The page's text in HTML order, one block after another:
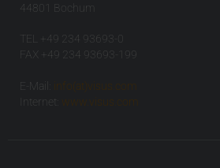
44801 Bochum
TEL +49 234 93693-0
FAX +49 234 93693-199
E-Mail:
info(at)visus.com
Internet:
www.visus.com